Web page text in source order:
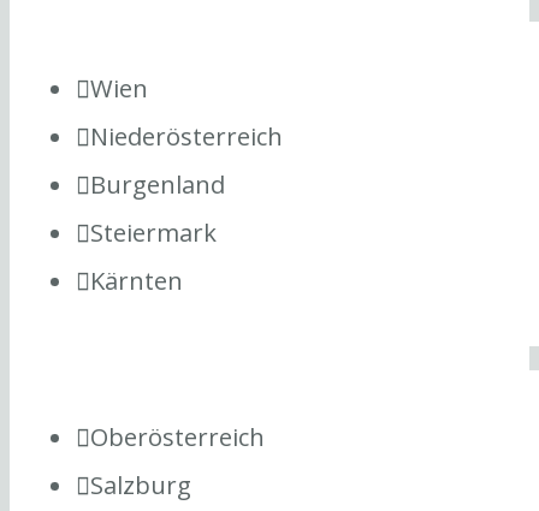
Wien
Niederösterreich
Burgenland
Steiermark
Kärnten
Oberösterreich
Salzburg